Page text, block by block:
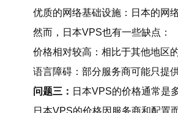
优质的网络基础设施：日本的网
然而，日本VPS也有一些缺点：
价格相对较高：相比于其他地区
语言障碍：部分服务商可能只提
问题三： 日本VPS的价格通常是
日本VPS的价格因服务商和配置